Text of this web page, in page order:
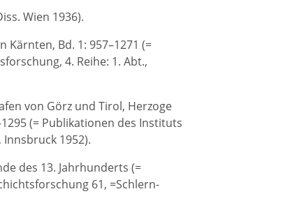
Wien 1936).
Kärnten, Bd. 1: 957–1271 (=
4. Reihe: 1. Abt.,
von Görz und Tirol, Herzoge
(= Publikationen des Instituts
1952).
des 13. Jahrhunderts (=
61, =Schlern-